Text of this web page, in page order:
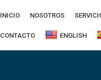
INICIO NOSOTROS
CONTACTO ENGLISH